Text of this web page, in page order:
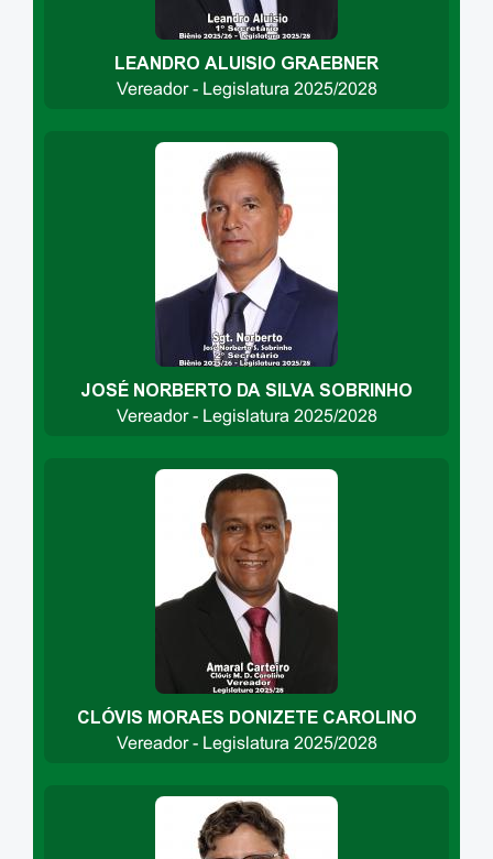
LEANDRO ALUISIO GRAEBNER
Vereador - Legislatura 2025/2028
JOSÉ NORBERTO DA SILVA SOBRINHO
Vereador - Legislatura 2025/2028
CLÓVIS MORAES DONIZETE CAROLINO
Vereador - Legislatura 2025/2028